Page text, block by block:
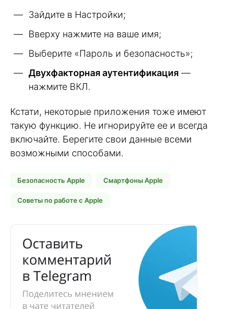
Зайдите в Настройки;
Вверху нажмите на ваше имя;
Выберите «Пароль и безопасность»;
Двухфакторная аутентификация —
нажмите ВКЛ.
Кстати, некоторые приложения тоже имеют
такую функцию. Не игнорируйте ее и всегда
включайте. Берегите свои данные всеми
возможными способами.
Безопасность Apple Смартфоны Apple
Советы по работе с Apple